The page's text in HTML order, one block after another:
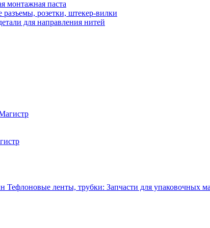
монтажная паста
разъемы, розетки, штекер-вилки
для направления нитей
Тефлоновые ленты, трубки: Запчасти для упаковочных